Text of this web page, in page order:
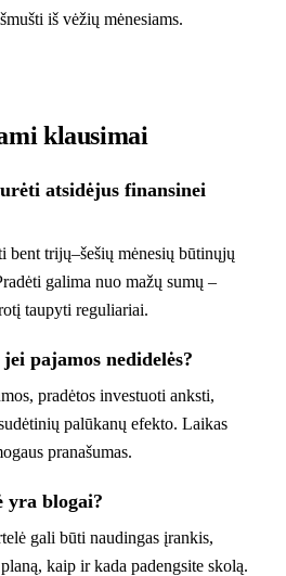
iš vėžių mėnesiams.
klausimai
atsidėjus finansinei
bent trijų–šešių mėnesių būtinųjų
galima nuo mažų sumų –
taupyti reguliariai.
pajamos nedidelės?
pradėtos investuoti anksti,
palūkanų efekto. Laikas
pranašumas.
yra blogai?
gali būti naudingas įrankis,
kaip ir kada padengsite skolą.